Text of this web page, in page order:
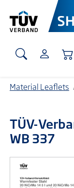
Material Leaflets
TÜV-
WB 337